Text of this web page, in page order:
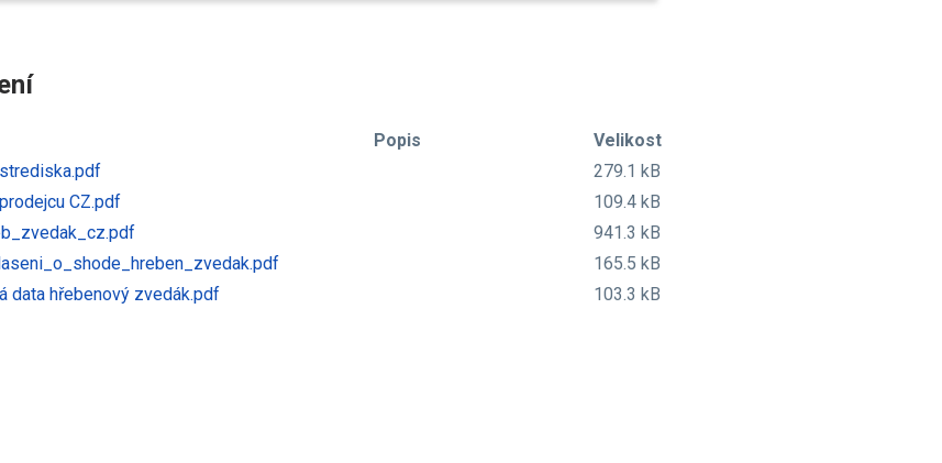
Popis
Velikost
279.1 kB
CZ.pdf
109.4 kB
941.3 kB
165.5 kB
data hřebenový zvedák.pdf
103.3 kB